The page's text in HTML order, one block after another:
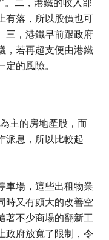
。二，港鐵的收入部
有落，所以股價也可
三，港鐵早前跟政府
，若再超支便由港鐵
定的風險。
主的房地產股，而
派息，所以比較起
車場，這些出租物業
時又有頗大的改善空
著不少商場的翻新工
政府放寬了限制，令